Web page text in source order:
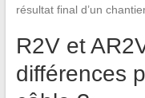
résultat final d’un
R2V et
différences